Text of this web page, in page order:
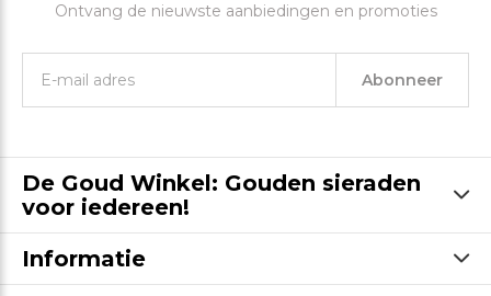
Ontvang de nieuwste aanbiedingen en promoties
Abonneer
De Goud Winkel: Gouden sieraden
voor iedereen!
Informatie